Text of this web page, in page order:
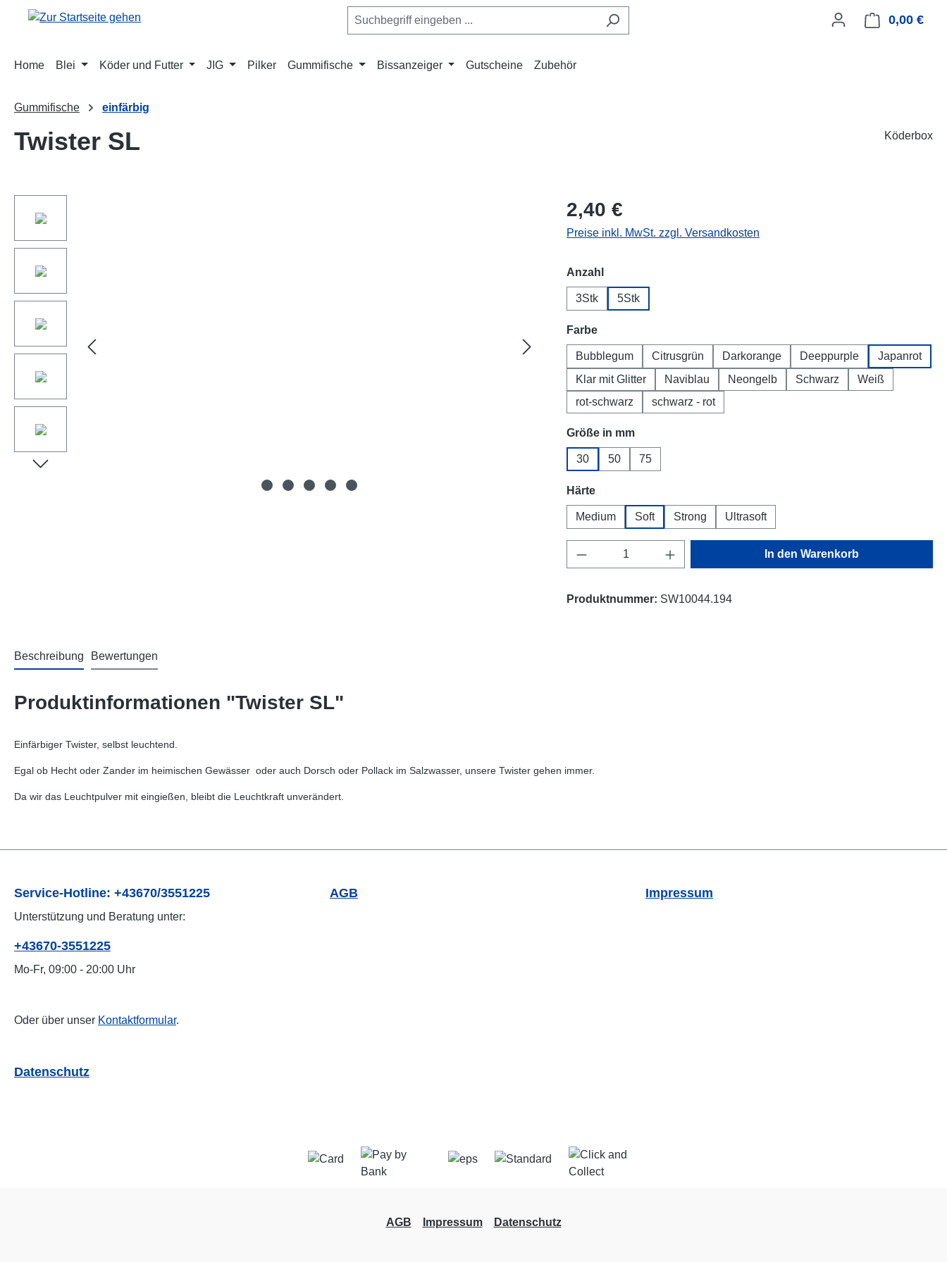
Zur Hauptnavigation springen 0,00 €
Home Blei Köder und Futter JIG Pilker Gummifische Bissanzeiger Gutscheine Zubehör
Gummifische einfärbig
Twister SL Köderbox
2,40 €
Preise inkl. MwSt. zzgl. Versandkosten
Anzahl auswählen
3Stk 5Stk
Farbeauswählen
Bubblegum Citrusgrün Darkorange Deeppurple
Japanrot
Klar mit Glitter
Naviblau Neongelb Schwarz
Weiß
rot-schwarz
schwarz - rot
Größe in mmauswählen
30 50 75
Härteauswählen
Medium Soft Strong Ultrasoft
Produkt Anzahl: Gib den gewünschten Wert ein
In den Warenkorb
Produktnummer: SW10044.194
Beschreibung Bewertungen
Produktinformationen "Twister SL"
Einfärbiger Twister, selbst leuchtend.
Egal ob Hecht oder Zander im heimischen Gewässer oder auch Dorsch oder Pollack im Salzwasser, unsere Twister gehen immer.
Da wir das Leuchtpulver mit eingießen, bleibt die Leuchtkraft unverändert.
Service-Hotline: +43670/3551225
Unterstützung und Beratung unter:
+43670-3551225
Mo-Fr, 09:00 - 20:00 Uhr
Oder über unser Kontaktformular.
AGB Impressum
Datenschutz
AGB Impressum Datenschutz